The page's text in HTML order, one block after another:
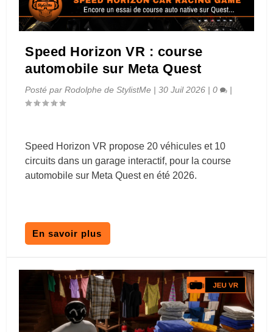
Speed Horizon VR : course
automobile sur Meta Quest
Posté parRodolphe de StylistMe |30 Juil 2026 |0 |
Speed Horizon VR propose 20 véhicules et 10
circuits dans un garage interactif, pour la course
automobile sur Meta Quest en été 2026.
En savoir plus